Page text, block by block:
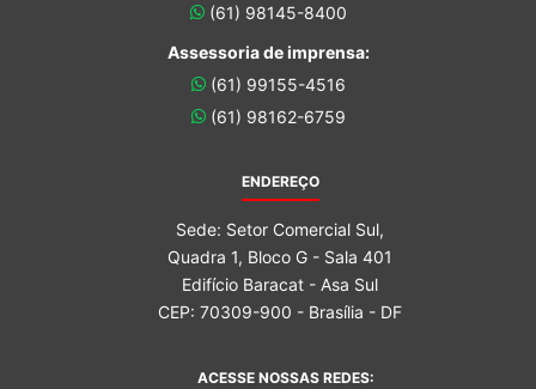
(61) 98145-8400
Assessoria de imprensa:
(61) 99155-4516
(61) 98162-6759
ENDEREÇO
Sede: Setor Comercial Sul,
Quadra 1, Bloco G - Sala 401
Edifício Baracat - Asa Sul
CEP: 70309-900 - Brasília - DF
ACESSE NOSSAS REDES: